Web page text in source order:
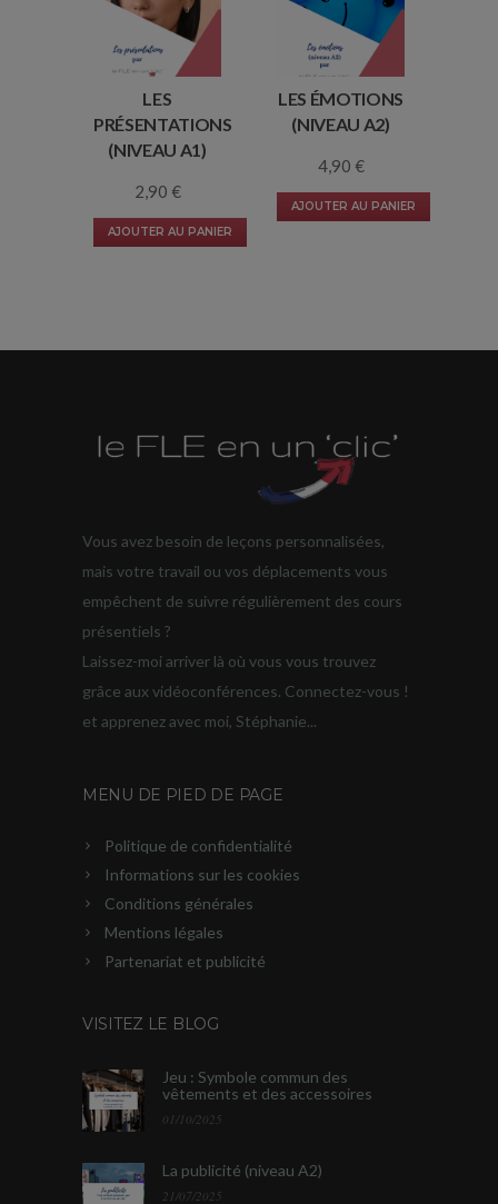
LES
PRÉSENTATIONS
(NIVEAU A1)
2,90 €
AJOUTER AU PANIER
LES ÉMOTIONS
(NIVEAU A2)
4,90 €
AJOUTER AU PANIER
Vous avez besoin de leçons personnalisées,
mais votre travail ou vos déplacements vous
empêchent de suivre régulièrement des cours
présentiels ?
Laissez-moi arriver là où vous vous trouvez
grâce aux vidéoconférences. Connectez-vous !
et apprenez avec moi, Stéphanie...
MENU DE PIED DE PAGE
Politique de confidentialité
Informations sur les cookies
Conditions générales
Mentions légales
Partenariat et publicité
VISITEZ LE BLOG
Jeu : Symbole commun des
vêtements et des accessoires
01/10/2025
La publicité (niveau A2)
21/07/2025